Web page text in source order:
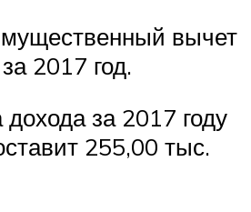
вычет
2017 год.
за 2017 году
255,00 тыс.